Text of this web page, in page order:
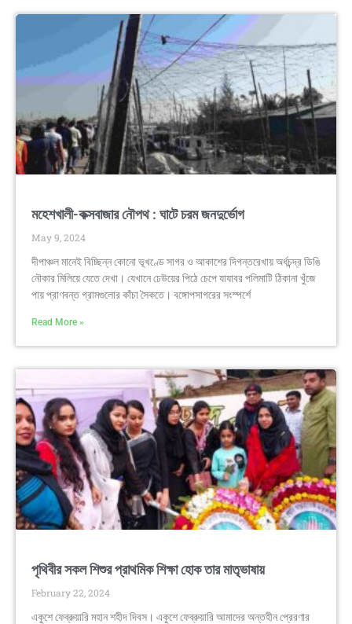
মহেশখালী-কক্সবাজার নৌপথ : ঘাটে চরম জনদুর্ভোগ
May 9, 2024
দীপাঞ্চল মানেই বিচ্ছিন্ন কোনো ভূখণ্ডে সাগর ও আকাশের দিগন্তরেখায় অর্ধচন্দ্র ডিঙি
নৌকার মিলিয়ে যেতে দেখা। যেখানে ঢেউয়ের পিঠে চেপে যাযাবর পলিমাটি ঠিকানা খুঁজে
পায় প্রাণবন্ত গ্রামগুলোর কাঁচা সৈকতে। বঙ্গোপসাগরের সংস্পর্শে
Read More »
পৃথিবীর সকল শিশুর প্রাথমিক শিক্ষা হোক তার মাতৃভাষায়
February 22, 2024
একুশে ফেব্রুয়ারি মহান শহীদ দিবস। একুশে ফেব্রুয়ারি আমাদের অন্তহীন প্রেরণার